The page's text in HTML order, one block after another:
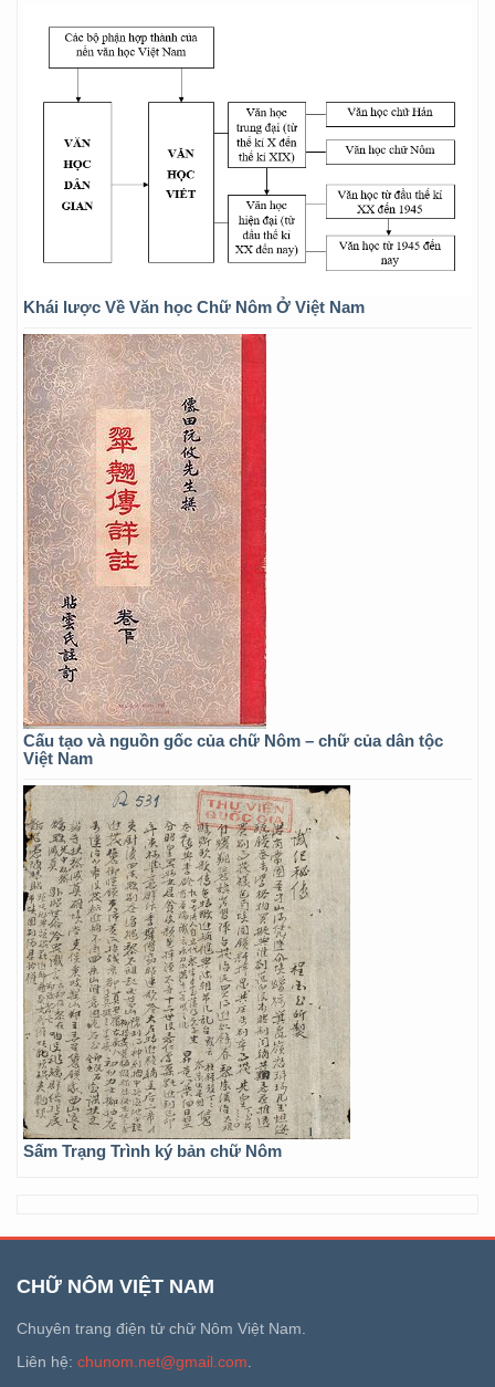
Khái lược Về Văn học Chữ Nôm Ở Việt Nam
Cấu tạo và nguồn gốc của chữ Nôm – chữ của dân tộc
Việt Nam
Sấm Trạng Trình ký bản chữ Nôm
CHỮ NÔM VIỆT NAM
Chuyên trang điện tử chữ Nôm Việt Nam.
Liên hệ: chunom.net@gmail.com